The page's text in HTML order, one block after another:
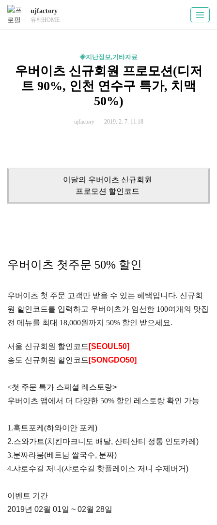
ujfactory
유팩HOME
◈지난정보,기타자료
우버이츠 신규회원 프로모션(디저
트 90%, 인천 연수구 특가, 치맥
50%)
ujfactory 2019. 2. 7. 11:18
이달의 우버이츠 신규회원
프로모션 할인코드
우버이츠 첫주문 50% 할인
우버이츠 첫 주문 고객만 받을 수 있는 혜택입니다. 신규회
원 할인코드를 입력하고 우버이츠가 엄선한 100여개의 맛집
전 메뉴를 최대 18,000원까지 50% 할인 받으세요.
서울 신규회원 할인코드 [SEOUL50]
송도 신규회원 할인코드 [SONGDO50]
<첫 주문 특가 스페셜 레스토랑>
우버이츠 앱에서 더 다양한 50% 할인 레스토랑 확인 가능
1.훅트포케(하와이안 포케)
2.스와가트(치킨마크니도 배달, 샨티샨티 정통 인도카레)
3.분짜라붐(베트남 쌀국수, 분짜)
4.샤로수길 저니(샤로수길 핫플레이스 저니 수제버거)
이벤트 기간
2019년 02월 01일 ~ 02월 28일